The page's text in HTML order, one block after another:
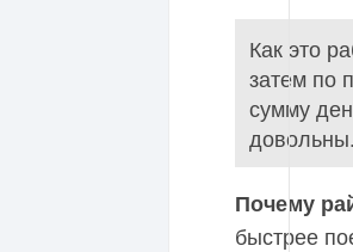
Как это
затем по
сумму
довольны.
Почему
быстрее